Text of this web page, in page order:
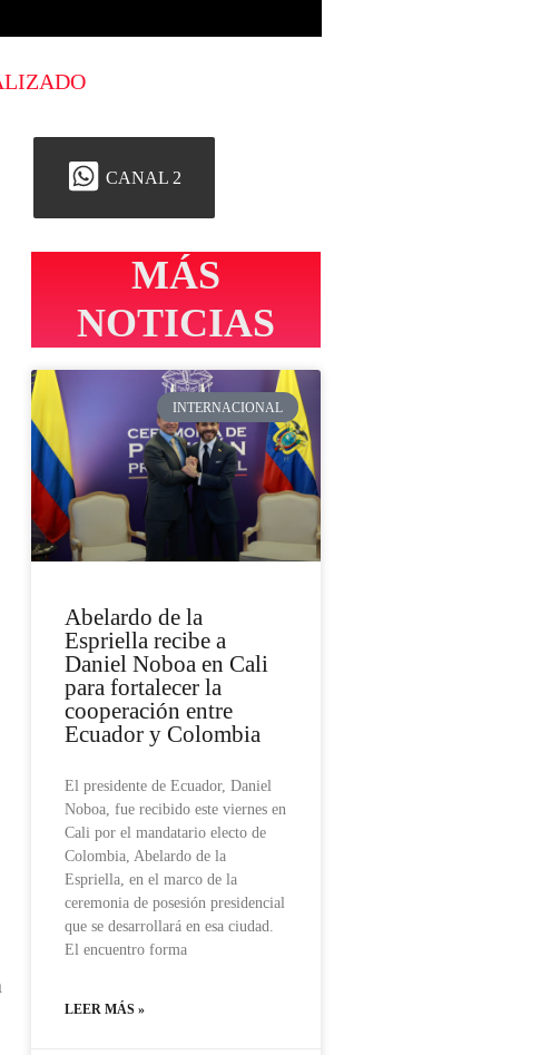
CANAL 2
MÁS
NOTICIAS
INTERNACIONAL
Abelardo de la
Espriella recibe a
Daniel Noboa en Cali
para fortalecer la
cooperación entre
Ecuador y Colombia
El presidente de Ecuador, Daniel
Noboa, fue recibido este viernes en
Cali por el mandatario electo de
Colombia, Abelardo de la
Espriella, en el marco de la
ceremonia de posesión presidencial
que se desarrollará en esa ciudad.
El encuentro forma
LEER MÁS »